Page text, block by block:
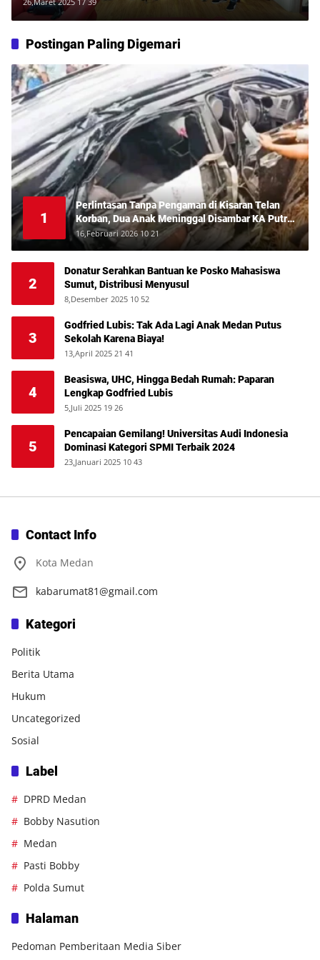
Postingan Paling Digemari
1
Perlintasan Tanpa Pengaman di Kisaran Telan
Korban, Dua Anak Meninggal Disambar KA Putri
Deli
16,Februari 2026 10 21
2
Donatur Serahkan Bantuan ke Posko Mahasiswa
Sumut, Distribusi Menyusul
8,Desember 2025 10 52
3
Godfried Lubis: Tak Ada Lagi Anak Medan Putus
Sekolah Karena Biaya!
13,April 2025 21 41
4
Beasiswa, UHC, Hingga Bedah Rumah: Paparan
Lengkap Godfried Lubis
5,Juli 2025 19 26
5
Pencapaian Gemilang! Universitas Audi Indonesia
Dominasi Kategori SPMI Terbaik 2024
23,Januari 2025 10 43
Contact Info
Kota Medan
kabarumat81@gmail.com
Kategori
Politik
Berita Utama
Hukum
Uncategorized
Sosial
Label
DPRD Medan
Bobby Nasution
Medan
Pasti Bobby
Polda Sumut
Halaman
Pedoman Pemberitaan Media Siber